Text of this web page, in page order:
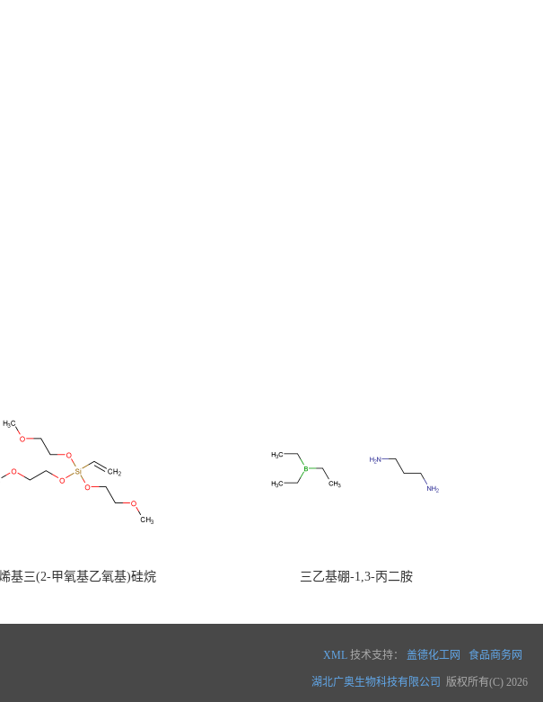
基三(2-甲氧基乙氧基)硅烷 三乙基硼-1,3-丙二胺
XML 技术支持： 盖德化工网 食品商务网
湖北广奥生物科技有限公司 版权所有(C) 2026